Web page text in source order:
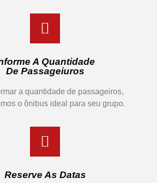
A Quantidade
De Passageiuros
a quantidade de passageiros,
o ônibus ideal para seu grupo.
Reserve As Datas